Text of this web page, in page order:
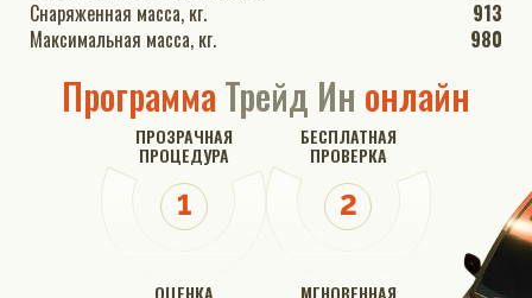
Снаряженная масса, кг.
913
Максимальная масса, кг.
980
ПрограммаТрейд Ин онлайн
ПРОЗРАЧНАЯ
ПРОЦЕДУРА
БЕСПЛАТНАЯ
ПРОВЕРКА
ОЦЕНКА МГНОВЕННАЯ